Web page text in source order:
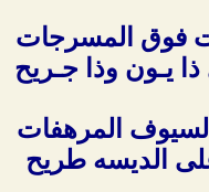
فوق المسرجات
ذا يـون وذا جـريح
المرهفات
الديسه طريح